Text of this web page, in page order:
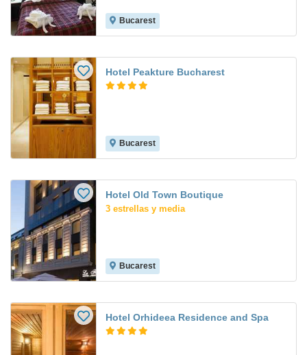
Bucarest
Hotel Peakture Bucharest
Bucarest
Hotel Old Town Boutique
3 estrellas y media
Bucarest
Hotel Orhideea Residence and Spa